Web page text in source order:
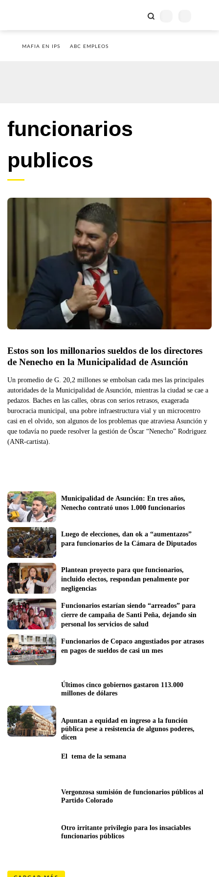
MAFIA EN IPS ABC EMPLEOS
funcionarios
publicos
Estos son los millonarios sueldos de los directores
de Nenecho en la Municipalidad de Asunción
Un promedio de G. 20,2 millones se embolsan cada mes las principales
autoridades de la Municipalidad de Asunción, mientras la ciudad se cae a
pedazos. Baches en las calles, obras con serios retrasos, exagerada
burocracia municipal, una pobre infraestructura vial y un microcentro
casi en el olvido, son algunos de los problemas que atraviesa Asunción y
que todavía no puede resolver la gestión de Óscar “Nenecho” Rodriguez
(ANR-cartista).
Municipalidad de Asunción: En tres años,
Nenecho contrató unos 1.000 funcionarios
Luego de elecciones, dan ok a “aumentazos”
para funcionarios de la Cámara de Diputados
Plantean proyecto para que funcionarios,
incluido electos, respondan penalmente por
negligencias
Funcionarios estarían siendo “arreados” para
cierre de campaña de Santi Peña, dejando sin
Funcionarios de Copaco angustiados por atrasos
en pagos de sueldos de casi un mes
Últimos cinco gobiernos gastaron 113.000
millones de dólares
Apuntan a equidad en ingreso a la función
pública pese a resistencia de algunos poderes,
dicen
El  tema de la semana
Vergonzosa sumisión de funcionarios públicos al
Partido Colorado
Otro irritante privilegio para los insaciables
funcionarios públicos